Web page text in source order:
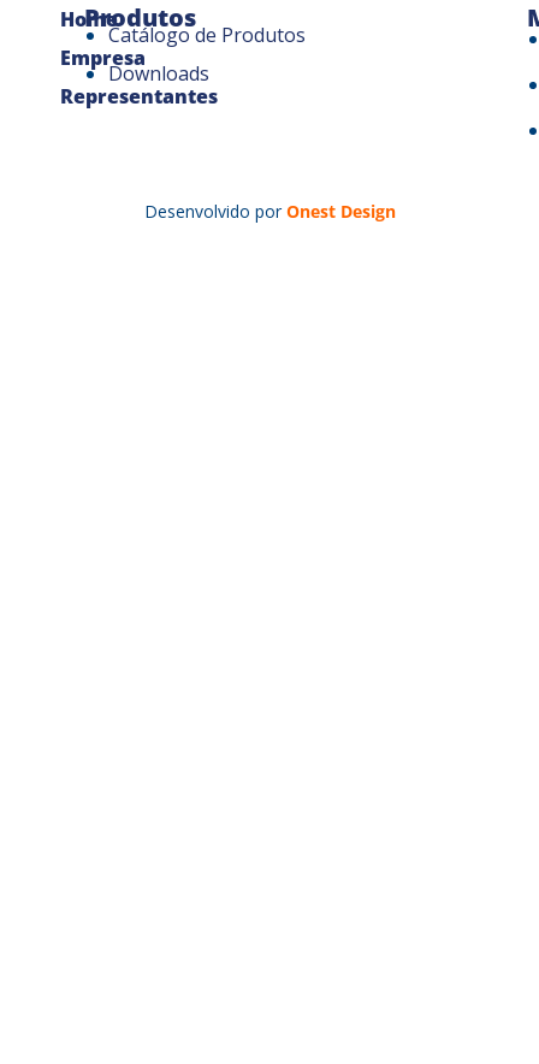
Home
Empresa
Representantes
Produtos
Catálogo de Produtos
Downloads
Desenvolvido por Onest Design